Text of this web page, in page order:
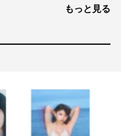
もっと見る